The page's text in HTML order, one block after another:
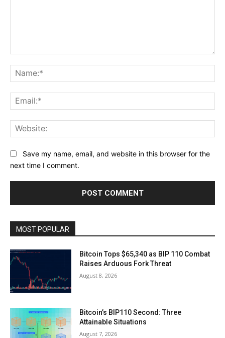
Save my name, email, and website in this browser for the
next time I comment.
MOST POPULAR
Bitcoin Tops $65,340 as BIP 110 Combat
Raises Arduous Fork Threat
August 8, 2026
Bitcoin’s BIP110 Second: Three
Attainable Situations
August 7, 2026